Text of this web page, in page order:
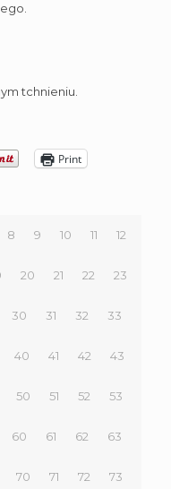
tchnieniu.
Print
8 9 10 11 12
20 21 22 23
30 31 32 33
40 41 42 43
50 51 52 53
60 61 62 63
70 71 72 73